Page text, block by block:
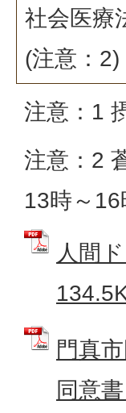
社会医療
(注意：2)
注意：1
注意：2
13時～16
人間
門真
同意